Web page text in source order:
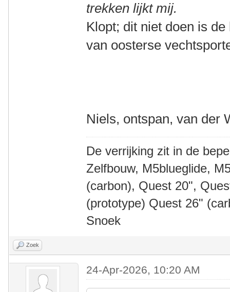
trekken lijkt mij.
Klopt; dit niet doen is
van oosterse
Niels, ontspan, van der
De verrijking zit in de
Zelfbouw, M5blueglide,
(carbon), Quest 20",
(prototype) Quest 26"
Snoek
Zoek
24-Apr-2026, 10:20 AM